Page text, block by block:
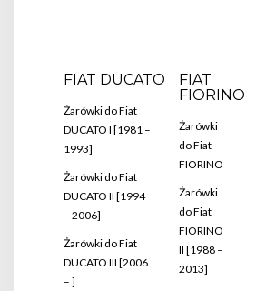
FIAT DUCATO
Żarówki do Fiat
DUCATO I [1981 –
1993]
Żarówki do Fiat
DUCATO II [1994
– 2006]
Żarówki do Fiat
DUCATO III [2006
– ]
FIAT
FIORINO
Żarówki
do Fiat
FIORINO
Żarówki
do Fiat
FIORINO
II [1988 –
2013]